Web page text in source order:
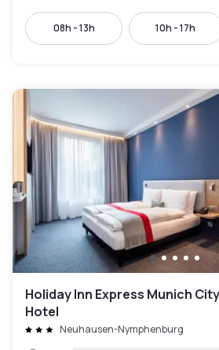
08h - 13h 10h - 17h
Holiday Inn Express Munich
Hotel
Neuhausen-Nymphenburg